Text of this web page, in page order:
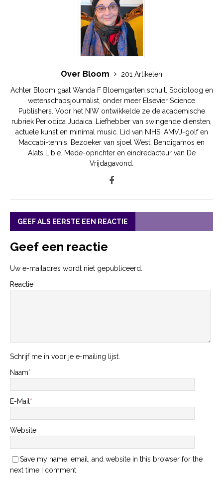
Over Bloom
201 Artikelen
Achter Bloom gaat Wanda F Bloemgarten schuil. Socioloog en
wetenschapsjournalist, onder meer Elsevier Science
Publishers. Voor het NIW ontwikkelde ze de academische
rubriek Periodica Judaica. Liefhebber van swingende diensten,
actuele kunst en minimal music. Lid van NIHS, AMVJ-golf en
Maccabi-tennis. Bezoeker van sjoel West, Bendigamos en
Alats Libie. Mede-oprichter en eindredacteur van De
Vrijdagavond.
GEEF ALS EERSTE EEN REACTIE
Geef een reactie
Uw e-mailadres wordt niet gepubliceerd.
Reactie
Schrijf me in voor je e-mailing lijst.
Naam*
E-Mail*
Website
Save my name, email, and website in this browser for the
next time I comment.